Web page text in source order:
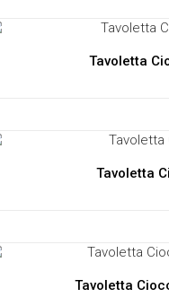
Tavoletta
Tavoletta
Tavoletta